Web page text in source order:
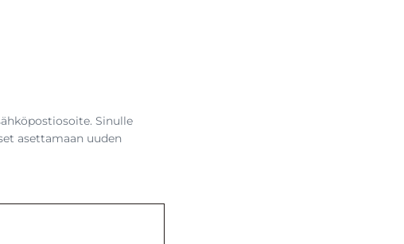
Sinulle
asettamaan uuden